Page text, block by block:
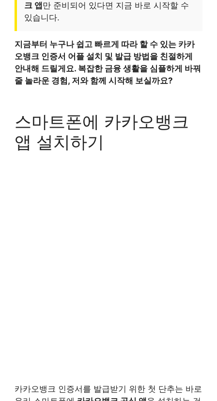
크 앱 만 준비되어 있다면 지금 바로 시작할 수
있습니다.
지금부터 누구나 쉽고 빠르게 따라 할 수 있는 카카
오뱅크 인증서 어플 설치 및 발급 방법을 친절하게
안내해 드릴게요. 복잡한 금융 생활을 심플하게 바꿔
줄 놀라운 경험, 저와 함께 시작해 보실까요?
스마트폰에 카카오뱅크
앱 설치하기
카카오뱅크 인증서를 발급받기 위한 첫 단추는 바로